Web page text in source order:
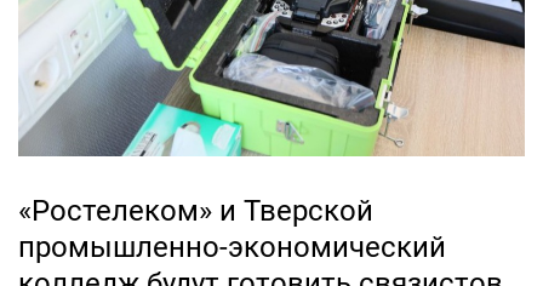
«Ростелеком» и Тверской
промышленно-экономический